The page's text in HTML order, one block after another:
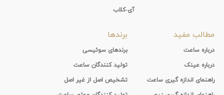
آی-کلاب
مطالب مفید
درباره ساعت
درباره عینک
راهنمای اندازه گیری ساعت
برندها
برندهای سوئیسی
تولید کنندگان ساعت
تشخیص اصل از غیر اصل